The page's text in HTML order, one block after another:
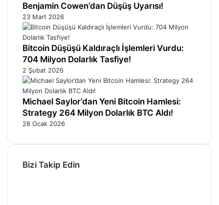
Benjamin Cowen’dan Düşüş Uyarısı!
23 Mart 2026
Bitcoin Düşüşü Kaldıraçlı İşlemleri Vurdu:
704 Milyon Dolarlık Tasfiye!
2 Şubat 2026
Michael Saylor’dan Yeni Bitcoin Hamlesi:
Strategy 264 Milyon Dolarlık BTC Aldı!
28 Ocak 2026
Bizi Takip Edin